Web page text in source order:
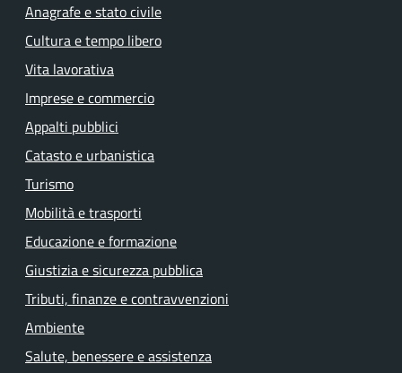
Anagrafe e stato civile
Cultura e tempo libero
Vita lavorativa
Imprese e commercio
Appalti pubblici
Catasto e urbanistica
Turismo
Mobilità e trasporti
Educazione e formazione
Giustizia e sicurezza pubblica
Tributi, finanze e contravvenzioni
Ambiente
Salute, benessere e assistenza